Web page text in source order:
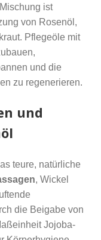
ist
von Rosenöl,
Pflegeöle mit
und die
zu regenerieren.
und
teure, natürliche
, Wickel
die Beigabe von
Jojoba-